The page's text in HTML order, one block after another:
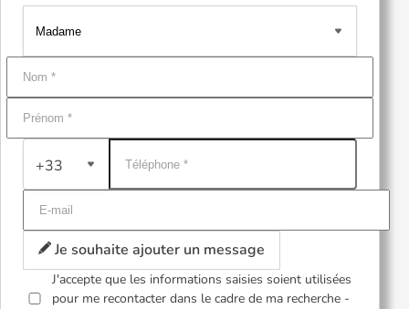
+33
Je souhaite ajouter un message
J'accepte que les informations saisies soient utilisées
pour me recontacter dans le cadre de ma recherche -